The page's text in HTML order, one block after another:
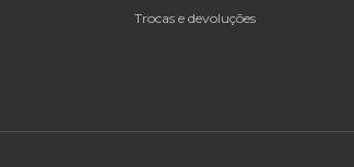
Trocas e devoluções